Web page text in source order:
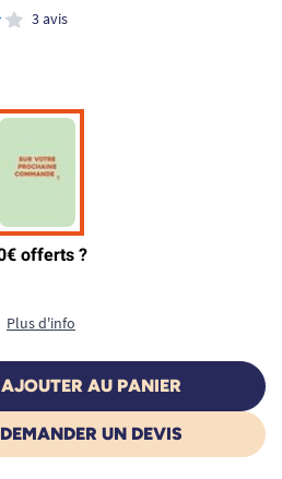
3 avis
Plus d'info
AJOUTER AU PANIER
DEMANDER UN DEVIS